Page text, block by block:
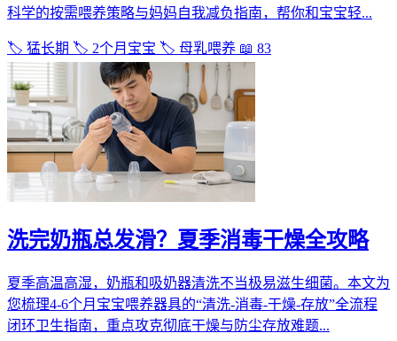
科学的按需喂养策略与妈妈自我减负指南，帮你和宝宝轻...
🏷️ 猛长期 🏷️ 2个月宝宝 🏷️ 母乳喂养 📖 83
洗完奶瓶总发滑？夏季消毒干燥全攻略
夏季高温高湿，奶瓶和吸奶器清洗不当极易滋生细菌。本文为
您梳理4-6个月宝宝喂养器具的“清洗-消毒-干燥-存放”全流程
闭环卫生指南，重点攻克彻底干燥与防尘存放难题...